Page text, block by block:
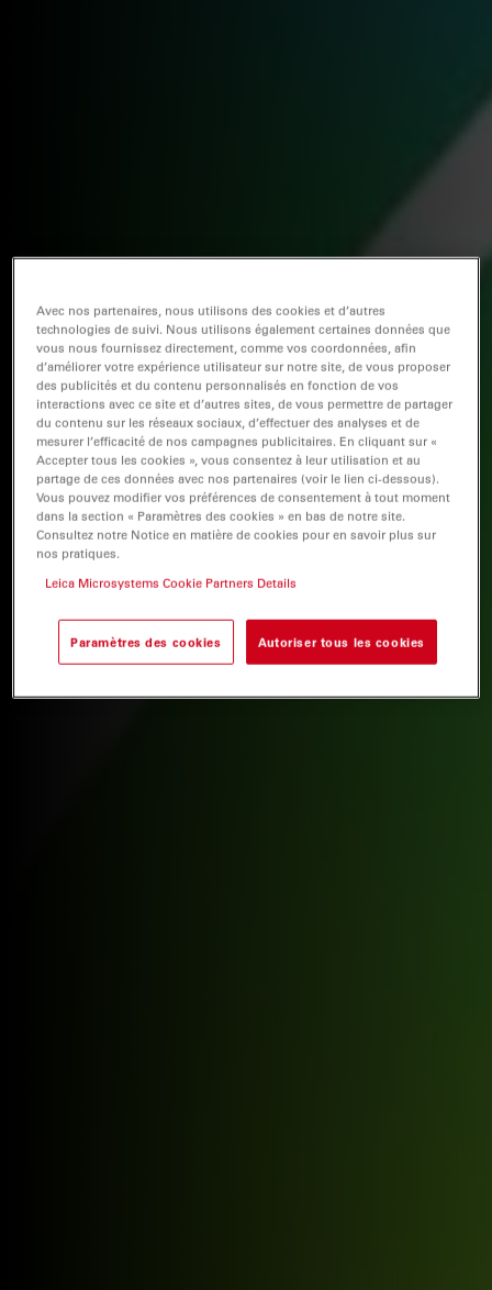
Avec nos partenaires, nous utilisons des cookies et d’autres
technologies de suivi. Nous utilisons également certaines données que
vous nous fournissez directement, comme vos coordonnées, afin
d’améliorer votre expérience utilisateur sur notre site, de vous proposer
des publicités et du contenu personnalisés en fonction de vos
interactions avec ce site et d’autres sites, de vous permettre de partager
du contenu sur les réseaux sociaux, d’effectuer des analyses et de
mesurer l’efficacité de nos campagnes publicitaires. En cliquant sur «
Accepter tous les cookies », vous consentez à leur utilisation et au
partage de ces données avec nos partenaires (voir le lien ci-dessous).
Vous pouvez modifier vos préférences de consentement à tout moment
dans la section « Paramètres des cookies » en bas de notre site.
Consultez notre Notice en matière de cookies pour en savoir plus sur
nos pratiques.
Leica Microsystems Cookie Partners Details
Paramètres des cookies Autoriser tous les cookies